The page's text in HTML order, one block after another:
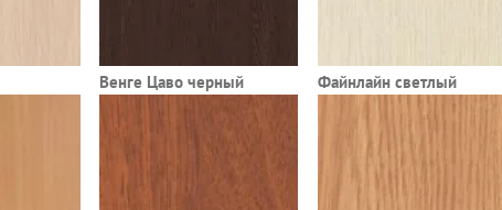
Венге Цаво черный Файнлайн светлый